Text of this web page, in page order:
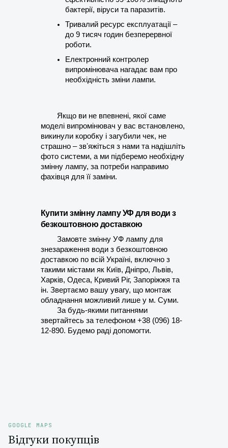
бактерії, віруси та паразитів.
Тривалий ресурс експлуатації –
до 9 тисяч годин безперервної
роботи.
Електронний контролер
випромінювача нагадає вам про
необхідність зміни лампи.
Якщо ви не впевнені, якої саме
моделі випромінювач у вас встановлено,
викинули коробку і загубили чек, не
страшно – звʼяжіться з нами та надішліть
фото системи, а ми підберемо необхідну
змінну лампу, за потреби направимо
фахівця для її заміни.
Купити змінну лампу УФ для води з
безкоштовною доставкою
Замовте змінну УФ лампу для
знезараження води з безкоштовною
доставкою по всій Україні, включно з
такими містами як Київ, Дніпро, Львів,
Харків, Одеса, Кривий Ріг, Запоріжжя та
ін. Звертаємо вашу увагу, що монтаж
обладнання можливий ​​лише у м. Суми.
За будь-якими питаннями
звертайтесь за телефоном +38 (096) 18-
12-890. Будемо раді допомогти.
GOOGLE MAPS
Відгуки покупців